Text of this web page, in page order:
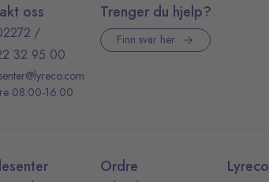
oss
/
32 95 00
08:00-16:00
Trenger du hjelp?
Finn svar her
Ordre Lyreco